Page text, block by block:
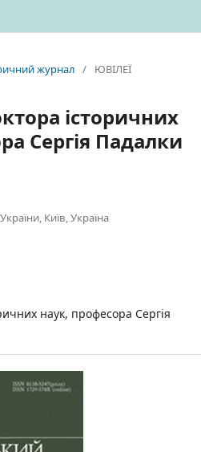
журнал / ЮВІЛЕЇ
історичних
Сергія Падалки
Київ, Україна
наук, професора Сергія